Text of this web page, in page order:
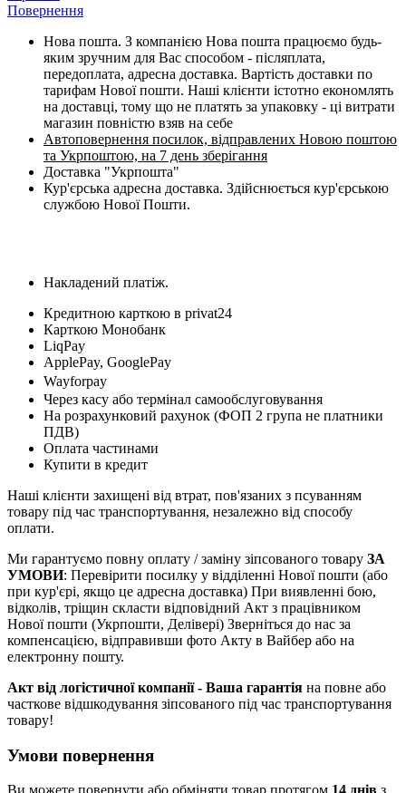
Повернення
Нова пошта. З компанією Нова пошта працюємо будь-
яким зручним для Вас способом - післяплата,
передоплата, адресна доставка. Вартість доставки по
тарифам Нової пошти. Наші клієнти істотно економлять
на доставці, тому що не платять за упаковку - ці витрати
магазин повністю взяв на себе
Автоповернення посилок, відправлених Новою поштою
та Укрпоштою, на 7 день зберігання
Доставка "Укрпошта"
Кур'єрська адресна доставка. Здійснюється кур'єрською
службою Нової Пошти.
Накладений платіж.
Кредитною карткою в privat24
Карткою Монобанк
LiqPay
ApplePay, GooglePay
Wayforpay
Через касу або термінал самообслуговування
На розрахунковий рахунок (ФОП 2 група не платники
ПДВ)
Оплата частинами
Купити в кредит
Наші клієнти захищені від втрат, пов'язаних з псуванням
товару під час транспортування, незалежно від способу
оплати.
Ми гарантуємо повну оплату / заміну зіпсованого товару ЗА
УМОВИ: Перевірити посилку у відділенні Нової пошти (або
при кур'єрі, якщо це адресна доставка) При виявленні бою,
відколів, тріщин скласти відповідний Акт з працівником
Нової пошти (Укрпошти, Делівері) Зверніться до нас за
компенсацією, відправивши фото Акту в Вайбер або на
електронну пошту.
Акт від логістичної компанії - Ваша гарантія на повне або
часткове відшкодування зіпсованого під час транспортування
товару!
Умови повернення